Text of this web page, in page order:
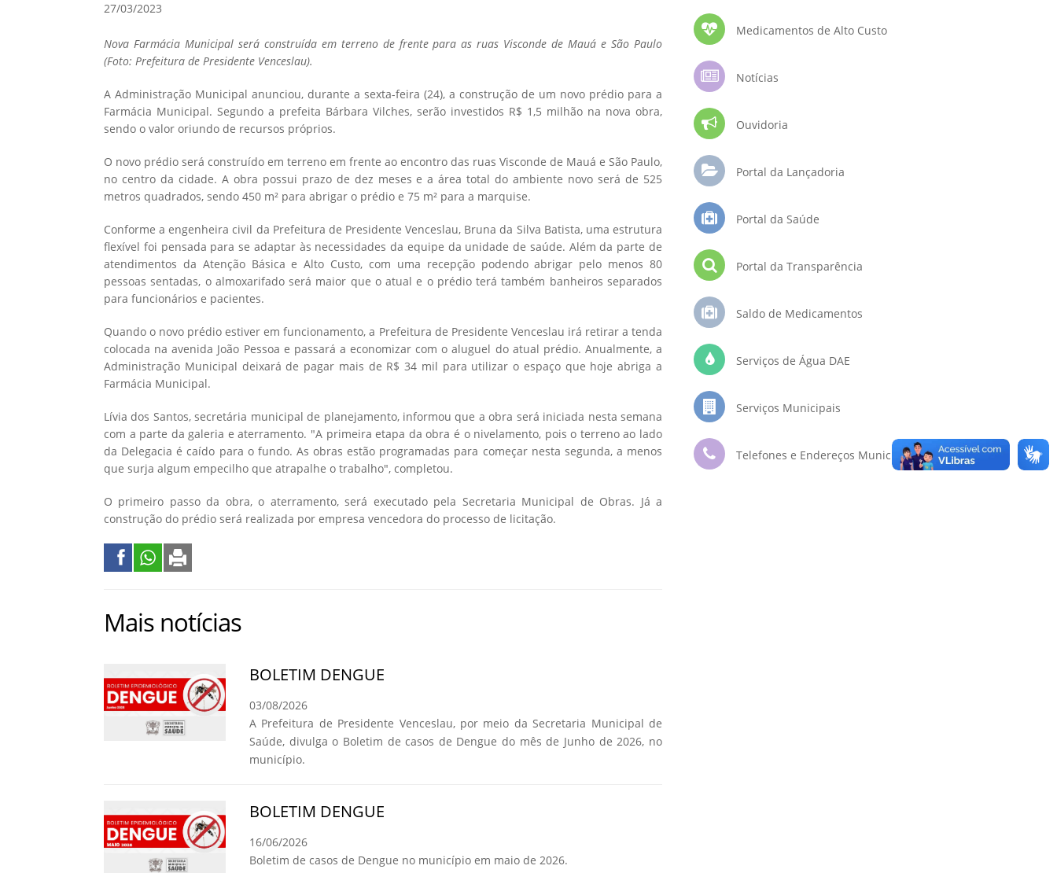
27/03/2023
Nova Farmácia Municipal será construída em terreno de frente para as ruas Visconde de Mauá e São Paulo
(Foto: Prefeitura de Presidente Venceslau).
A Administração Municipal anunciou, durante a sexta-feira (24), a construção de um novo prédio para a
Farmácia Municipal. Segundo a prefeita Bárbara Vilches, serão investidos R$ 1,5 milhão na nova obra,
sendo o valor oriundo de recursos próprios.
O novo prédio será construído em terreno em frente ao encontro das ruas Visconde de Mauá e São Paulo,
no centro da cidade. A obra possui prazo de dez meses e a área total do ambiente novo será de 525
metros quadrados, sendo 450 m² para abrigar o prédio e 75 m² para a marquise.
Conforme a engenheira civil da Prefeitura de Presidente Venceslau, Bruna da Silva Batista, uma estrutura
flexível foi pensada para se adaptar às necessidades da equipe da unidade de saúde. Além da parte de
atendimentos da Atenção Básica e Alto Custo, com uma recepção podendo abrigar pelo menos 80
pessoas sentadas, o almoxarifado será maior que o atual e o prédio terá também banheiros separados
para funcionários e pacientes.
Quando o novo prédio estiver em funcionamento, a Prefeitura de Presidente Venceslau irá retirar a tenda
colocada na avenida João Pessoa e passará a economizar com o aluguel do atual prédio. Anualmente, a
Administração Municipal deixará de pagar mais de R$ 34 mil para utilizar o espaço que hoje abriga a
Farmácia Municipal.
Lívia dos Santos, secretária municipal de planejamento, informou que a obra será iniciada nesta semana
com a parte da galeria e aterramento. "A primeira etapa da obra é o nivelamento, pois o terreno ao lado
da Delegacia é caído para o fundo. As obras estão programadas para começar nesta segunda, a menos
que surja algum empecilho que atrapalhe o trabalho", completou.
O primeiro passo da obra, o aterramento, será executado pela Secretaria Municipal de Obras. Já a
construção do prédio será realizada por empresa vencedora do processo de licitação.
Mais notícias
BOLETIM DENGUE
03/08/2026
A Prefeitura de Presidente Venceslau, por meio da Secretaria Municipal de
Saúde, divulga o Boletim de casos de Dengue do mês de Junho de 2026, no
município.
BOLETIM DENGUE
16/06/2026
Boletim de casos de Dengue no município em maio de 2026.
Medicamentos de Alto Custo
Notícias
Ouvidoria
Portal da Lançadoria
Portal da Saúde
Portal da Transparência
Saldo de Medicamentos
Serviços de Água DAE
Serviços Municipais
Telefones e Endereços Municipais